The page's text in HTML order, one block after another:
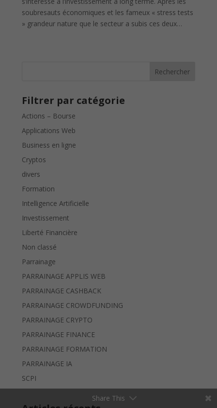
soubresauts économiques et les fameux « stress tests
» grandeur nature que le secteur a subis ces deux…
Rechercher
Filtrer par catégorie
Actions – Bourse
Applications Web
Business en ligne
Cryptos
divers
Formation
Intelligence Artificielle
Investissement
Liberté Financière
Non classé
Parrainage
PARRAINAGE APPLIS WEB
PARRAINAGE CASHBACK
PARRAINAGE CROWDFUNDING
PARRAINAGE CRYPTO
PARRAINAGE FINANCE
PARRAINAGE FORMATION
PARRAINAGE IA
SCPI
Share This